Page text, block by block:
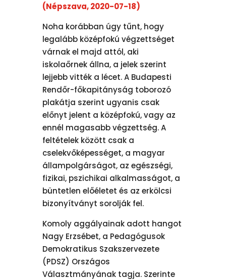
(Népszava, 2020-07-18)
Noha korábban úgy tűnt, hogy
legalább középfokú végzettséget
várnak el majd attól, aki
iskolaőrnek állna, a jelek szerint
lejjebb vitték a lécet. A Budapesti
Rendőr-főkapitányság toborozó
plakátja szerint ugyanis csak
előnyt jelent a középfokú, vagy az
ennél magasabb végzettség. A
feltételek között csak a
cselekvőképességet, a magyar
állampolgárságot, az egészségi,
fizikai, pszichikai alkalmasságot, a
büntetlen előéletet és az erkölcsi
bizonyítványt sorolják fel.
Komoly aggályainak adott hangot
Nagy Erzsébet, a Pedagógusok
Demokratikus Szakszervezete
(PDSZ) Országos
Választmányának tagja. Szerinte